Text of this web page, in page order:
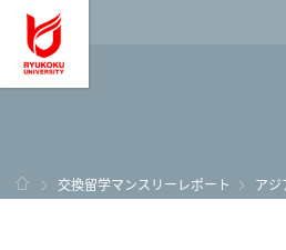
龍
ホーム
交換留学マンスリーレポート アジ